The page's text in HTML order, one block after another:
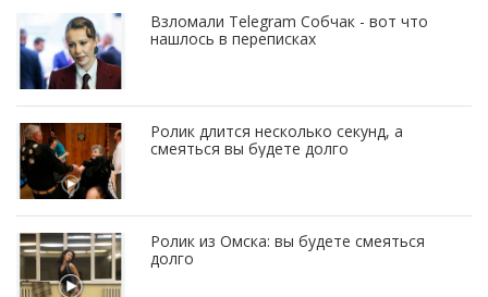
Взломали Telegram Собчак - вот что
нашлось в переписках
Ролик длится несколько секунд, а
смеяться вы будете долго
Ролик из Омска: вы будете смеяться
долго